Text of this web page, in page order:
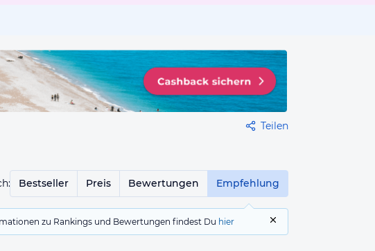
Teilen
Bestseller Preis Bewertungen Empfehlung
zu Rankings und Bewertungen findest Du hier